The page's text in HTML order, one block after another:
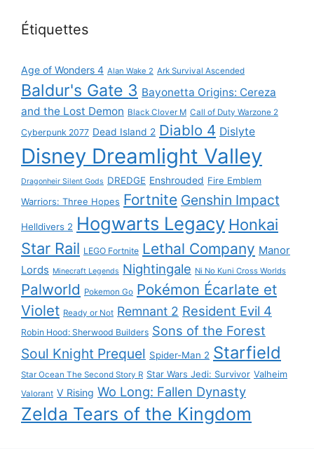
Étiquettes
Age of Wonders 4 Alan Wake 2 Ark Survival Ascended
Baldur's Gate 3 Bayonetta Origins: Cereza
and the Lost Demon Black Clover M Call of Duty Warzone 2
Cyberpunk 2077 Dead Island 2 Diablo 4 Dislyte
Disney Dreamlight Valley
Dragonheir Silent Gods DREDGE Enshrouded Fire Emblem
Warriors: Three Hopes Fortnite Genshin Impact
Helldivers 2 Hogwarts Legacy Honkai
Star Rail LEGO Fortnite Lethal Company Manor
Lords Minecraft Legends Nightingale Ni No Kuni Cross Worlds
Palworld Pokemon Go Pokémon Écarlate et
Violet Ready or Not Remnant 2 Resident Evil 4
Robin Hood: Sherwood Builders Sons of the Forest
Soul Knight Prequel Spider-Man 2 Starfield
Star Ocean The Second Story R Star Wars Jedi: Survivor Valheim
Valorant V Rising Wo Long: Fallen Dynasty
Zelda Tears of the Kingdom